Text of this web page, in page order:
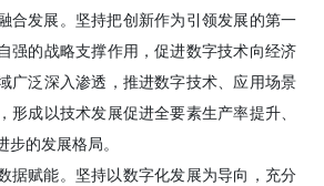
合发展。坚持把创新作为引领发展的第一
强的战略支撑作用，促进数字技术向经济
广泛深入渗透，推进数字技术、应用场景
形成以技术发展促进全要素生产率提升、
步的发展格局。
据赋能。坚持以数字化发展为导向，充分